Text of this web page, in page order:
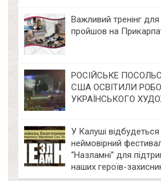
Важливий тренінг
пройшов на
РОСІЙСЬКЕ
США ОСВІТИЛИ
УКРАЇНСЬКОГО
У Калуші відбудеться
неймовірний
“Назламні” для
наших героїв-